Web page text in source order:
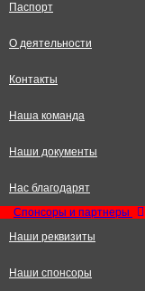
Паспорт
О деятельности
Контакты
Наша команда
Наши документы
Нас благодарят
Спонсоры и партнеры
Наши реквизиты
Наши спонсоры